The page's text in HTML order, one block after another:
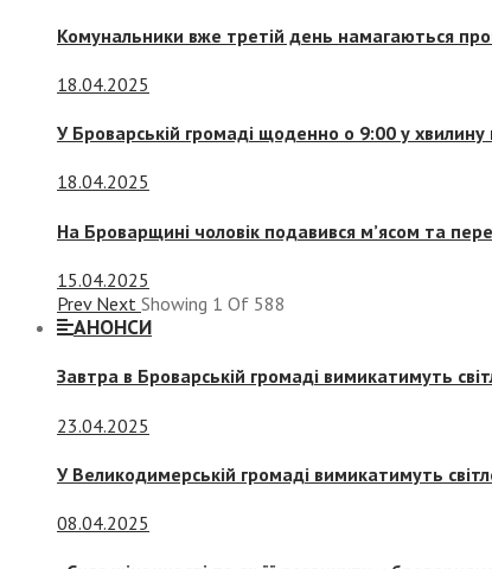
Комунальники вже третій день намагаються
18.04.2025
У Броварській громаді щоденно о 9:00 у
18.04.2025
На Броварщині чоловік подавився м’ясом та
15.04.2025
Prev Next Showing 1 Of 588
АНОНСИ
Завтра в Броварській громаді вимикатимуть
23.04.2025
У Великодимерській громаді вимикатимуть
08.04.2025